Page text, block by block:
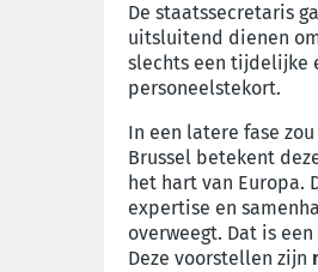
De staatssecretaris
uitsluitend dienen
slechts een tijdelijke
personeelstekort.
In een latere fase
Brussel betekent
het hart van Europa.
expertise en
overweegt. Dat is
Deze voorstellen zijn